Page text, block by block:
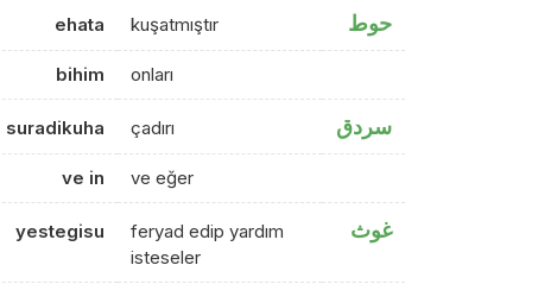
ehata kuşatmıştır حوط
bihim onları
suradikuha çadırı سردق
ve in ve eğer
yestegisu
feryad edip yardım
isteseler
غوث